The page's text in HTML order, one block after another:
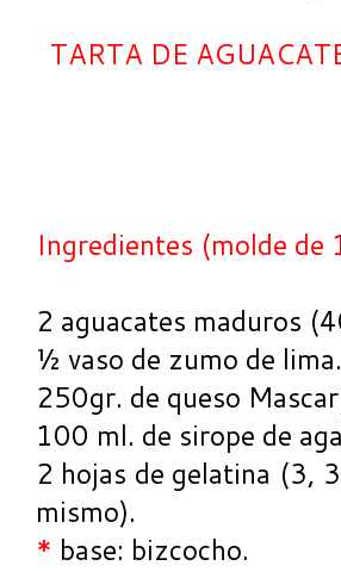
TARTA DE
Ingredientes (molde de
2 aguacates maduros
½ vaso de zumo de lima.
250gr. de queso
100 ml. de sirope de
2 hojas de gelatina (3,
mismo).
* base: bizcocho.